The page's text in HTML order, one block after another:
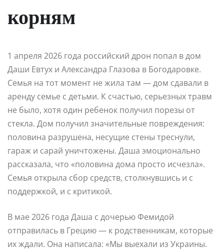
корням
1 апреля 2026 года российский дрон попал в дом
Даши Евтух и Александра Глазова в Богодаровке.
Семья на тот момент не жила там — дом сдавали в
аренду семье с детьми. К счастью, серьезных травм
не было, хотя один ребенок получил порезы от
стекла. Дом получил значительные повреждения:
половина разрушена, несущие стены треснули,
гараж и сарай уничтожены. Даша эмоционально
рассказала, что «половина дома просто исчезла».
Семья открыла сбор средств, столкнувшись и с
поддержкой, и с критикой.
В мае 2026 года Даша с дочерью Фемидой
отправилась в Грецию — к родственникам, которые
их ждали. Она написала: «Мы выехали из Украины.